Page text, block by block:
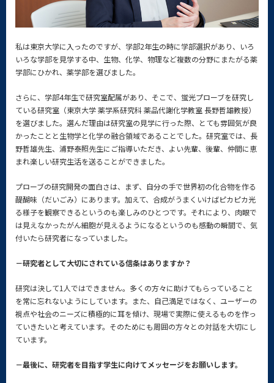
私は東京大学に入ったのですが、学部2年生の時に学部選択があり、いろ
いろな学部を見学する中、生物、化学、物理など複数の分野にまたがる薬
学部にひかれ、薬学部を選びました。
さらに、学部4年生で研究室配属があり、そこで、蛍光プローブを研究し
ている研究室（東京大学 薬学系研究科 薬品代謝化学教室 長野哲雄教授）
を選びました。選んだ理由は研究室の見学に行った際、とても雰囲気が良
かったことと生物学と化学の融合領域であることでした。研究室では、長
野哲雄先生、浦野泰照先生にご指導いただき、よい先輩、後輩、仲間に恵
まれ楽しい研究生活を送ることができました。
プローブの研究開発の面白さは、まず、自分の手で世界初の化合物を作る
醍醐味（だいごみ）にあります。加えて、合成がうまくいけばピカピカ光
る様子を観察できるというのも楽しみのひとつです。それにより、肉眼で
は見えなかったがん細胞が見えるようになるというのも感動の瞬間で、気
付いたら研究者になっていました。
－研究者として大切にされている信条はありますか？
研究は決して1人ではできません。多くの方々に助けてもらっていること
を常に忘れないようにしています。また、自己満足ではなく、ユーザーの
視点や社会のニーズに積極的に耳を傾け、現場で実際に使えるものを作っ
ていきたいと考えています。そのためにも周囲の方々との対話を大切にし
ています。
－最後に、研究者を目指す学生に向けてメッセージをお願いします。